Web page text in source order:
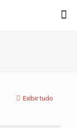
Exibir tudo